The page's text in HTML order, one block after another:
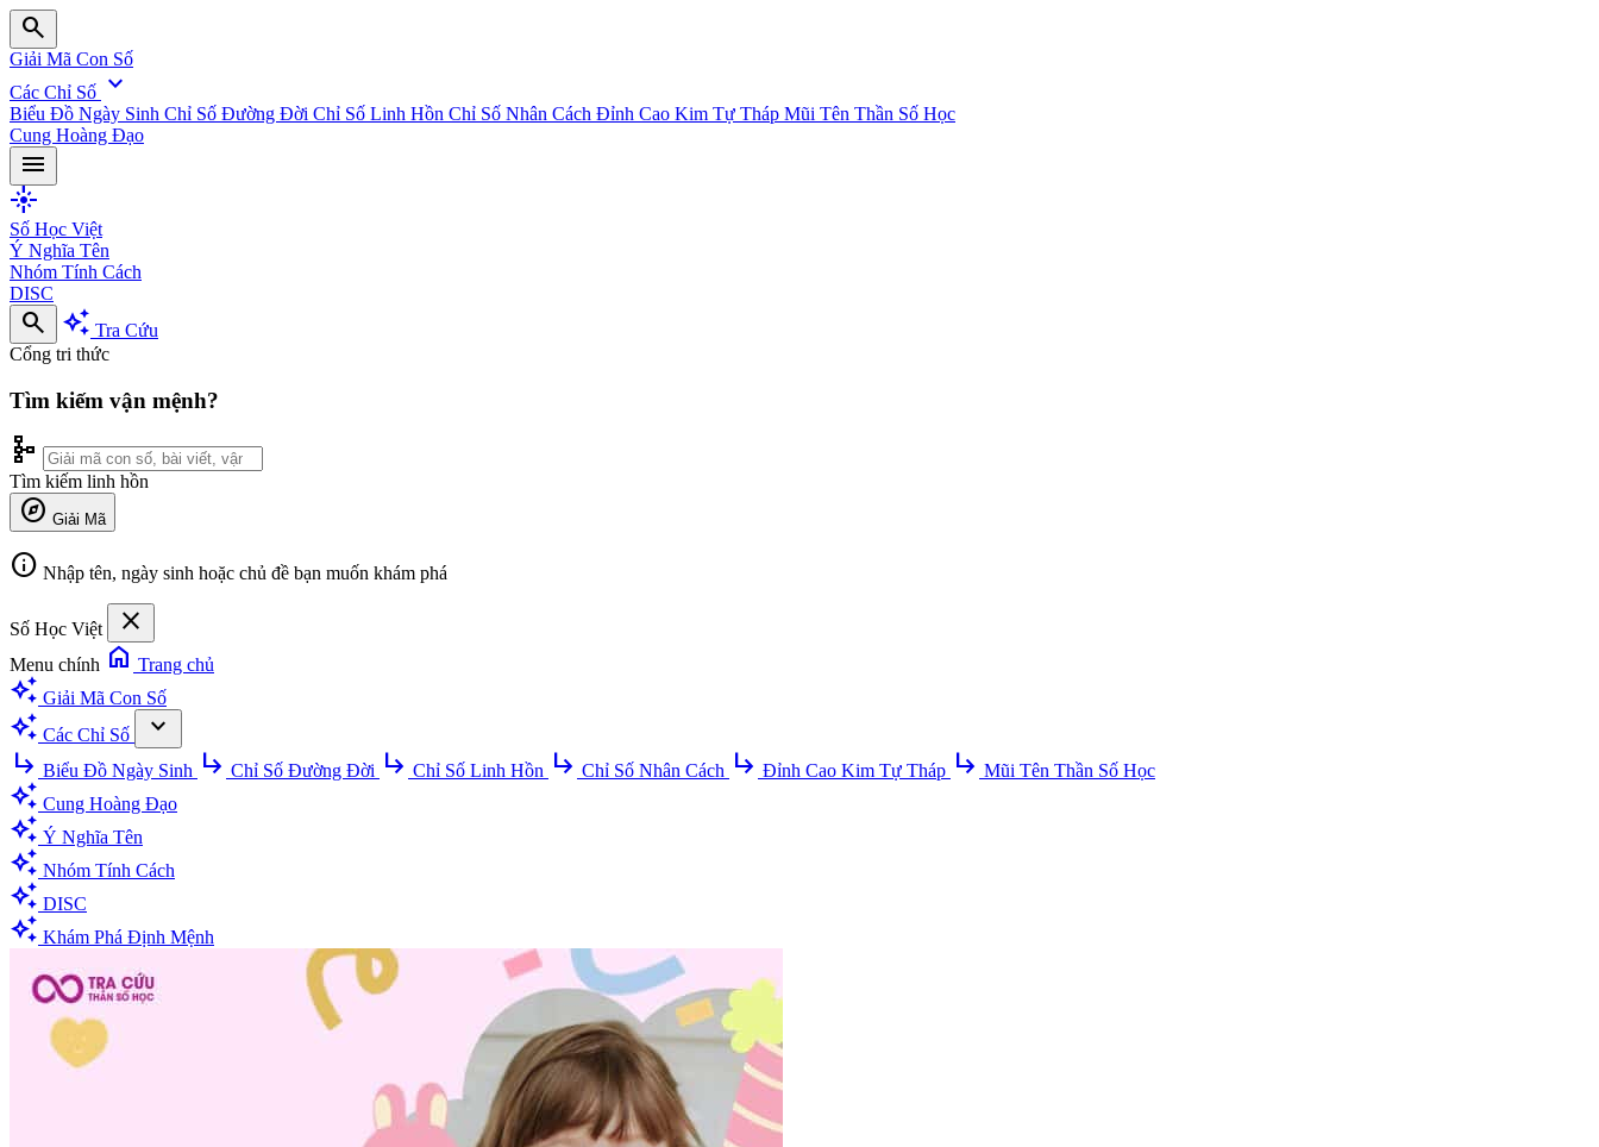
search
Giải Mã Con Số
Các Chỉ Số expand_more
Biểu Đồ Ngày Sinh Chỉ Số Đường Đời Chỉ Số Linh Hồn Chỉ Số Nhân Cách Đỉnh Cao Kim Tự Tháp Mũi Tên Thần Số Học
Cung Hoàng Đạo
menu
flare
Số Học Việt
Ý Nghĩa Tên
Nhóm Tính Cách
DISC
search auto_awesome Tra Cứu
Cổng tri thức
Tìm kiếm vận mệnh?
schema
Tìm kiếm linh hồn
explore Giải Mã
info Nhập tên, ngày sinh hoặc chủ đề bạn muốn khám phá
Số Học Việt close
Menu chính home Trang chủ
auto_awesome Giải Mã Con Số
auto_awesome Các Chỉ Số
expand_more
subdirectory_arrow_right Biểu Đồ Ngày Sinh subdirectory_arrow_right Chỉ Số Đường Đời subdirectory_arrow_right Chỉ Số Linh Hồn subdirectory_arrow_right Chỉ Số Nhân Cách subdirectory_arrow_right Đỉnh Cao Kim Tự Tháp subdirectory_arrow_right Mũi Tên Thần Số Học
auto_awesome Cung Hoàng Đạo
auto_awesome Ý Nghĩa Tên
auto_awesome Nhóm Tính Cách
auto_awesome DISC
auto_awesome Khám Phá Định Mệnh